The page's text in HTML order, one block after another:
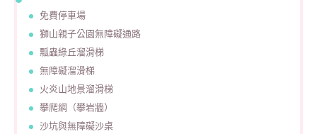
免費停車場
獅山親子公園無障礙通路
瓢蟲綠丘溜滑梯
無障礙溜滑梯
火炎山地景溜滑梯
攀爬網（攀岩牆）
沙坑與無障礙沙桌